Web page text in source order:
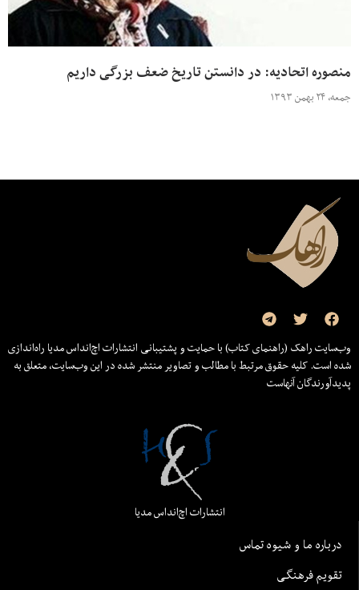
منصوره اتحادیه: در دانستن تاریخ ضعف بزرگی داریم
جمعه، ۲۴ بهمن ۱۳۹۳
وب‌سایت راهک (راهنمای کتاب) با حمایت و پشتیبانی انتشارات اچ‌اند‌اس مدیا راه‌اندازی
شده است. کلیه حقوق مرتبط با مطالب و تصاویر منتشر شده در این وب‌سایت، متعلق به
پدیدآورندگان آنهاست
انتشارات اچ‌اند‌اس مدیا
درباره ما و شیوه تماس
تقویم فرهنگی